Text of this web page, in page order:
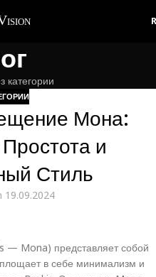
категории
Мона:
и
Стиль
19.09.2024
Mona) представляет собой
в себе минимализм и